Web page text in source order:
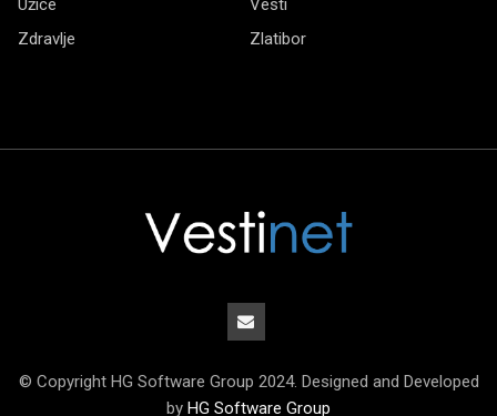
Užice
Vesti
Zdravlje
Zlatibor
© Copyright HG Software Group 2024. Designed and Developed
by HG Software Group